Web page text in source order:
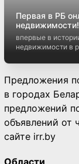
Первая в РБ
недвижимости!
впервые в
недвижимости в
Предложения
в городах
предложений
объявлений от
сайте irr.by